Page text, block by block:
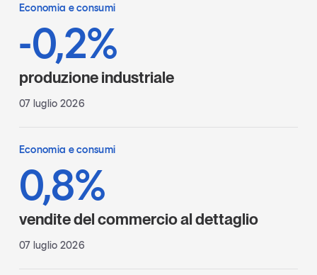
Economia e consumi
-0,2%
produzione industriale
07 luglio 2026
Economia e consumi
0,8%
vendite del commercio al dettaglio
07 luglio 2026